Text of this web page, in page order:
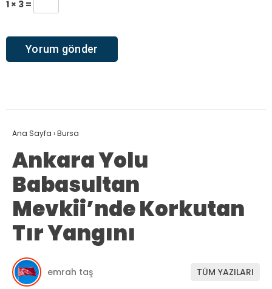
1 × 3 =
Ana Sayfa ›Bursa
Ankara Yolu
Babasultan
Mevkii’nde Korkutan
Tır Yangını
emrah taş TÜM YAZILARI